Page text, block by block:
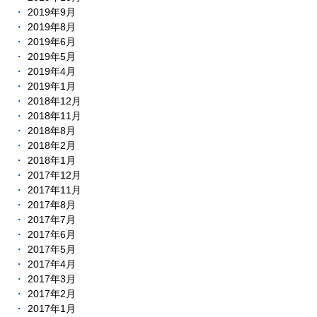
2019年9月
2019年8月
2019年6月
2019年5月
2019年4月
2019年1月
2018年12月
2018年11月
2018年8月
2018年2月
2018年1月
2017年12月
2017年11月
2017年8月
2017年7月
2017年6月
2017年5月
2017年4月
2017年3月
2017年2月
2017年1月